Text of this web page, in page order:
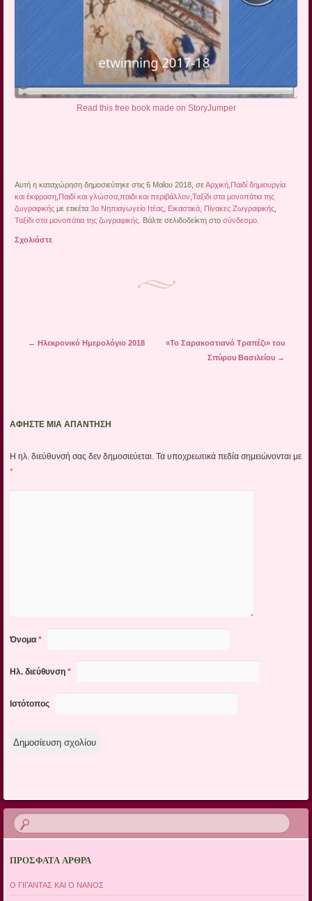
Read this free book made on StoryJumper
Αυτή η καταχώρηση δημοσιεύτηκε στις 6 Μαΐου 2018, σεΑρχική Παιδί δημιουργία
και έκφραση Παιδί και γλώσσα ,παιδι και περιβάλλον ,Ταξίδι στα μονοπάτια της
ζωγραφικής με ετικέτα3ο Νηπιαγωγείο Ιτέας Εικαστικά Πίνακες Ζωγραφικής
Ταξίδι στα μονοπάτια της ζωγραφικής . Βάλτε σελιδοδείκτη στοσύνδεσμο
Σχολιάστε
Πλοήγηση άρθρων
← Ηλεκρονικό Ημερολόγιο 2018
«Το Σαρακοστιανό Τραπέζι» του
Σπύρου Βασιλείου →
ΑΦΉΣΤΕ ΜΙΑ ΑΠΆΝΤΗΣΗ
Η ηλ. διεύθυνσή σας δεν δημοσιεύεται. Τα υποχρεωτικά πεδία σημειώνονται με
*
Όνομα *
Ηλ. διεύθυνση *
Ιστότοπος
ΠΡΌΣΦΑΤΑ ΆΡΘΡΑ
Ο ΓΙΓΑΝΤΑΣ ΚΑΙ Ο ΝΑΝΟΣ